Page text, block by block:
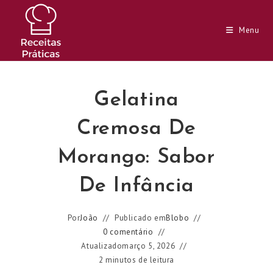
conteúdo
Menu
Gelatina
Cremosa De
Morango: Sabor
De Infância
PorJoão Publicado emBlobo
0 comentário
Atualizadomarço 5, 2026
2 minutos de leitura